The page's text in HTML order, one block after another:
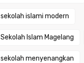
sekolah islami modern
Sekolah Islam Magelang
sekolah menyenangkan